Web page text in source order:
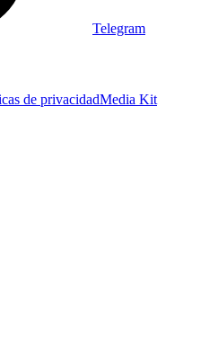
Telegram
de privacidadMedia Kit